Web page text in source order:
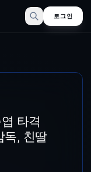
로그인
타격
독, 친딸